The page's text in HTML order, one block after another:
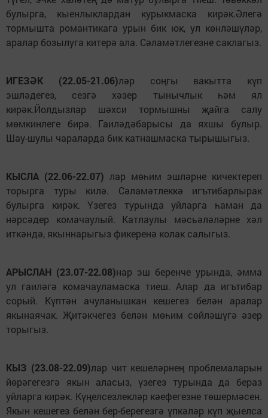
булырга, кыенлыклардан курыкмаска кирәк.Әлегә
тормышта романтикага урын бик юк, ул көнләшүләр,
аралар бозылуга китерә ала. Сәламәтлегезне саклагыз.
ИГЕЗӘК (22.05-21.06)ләр соңгы вакытта күп
эшләдегез, сезгә хәзер тынычлык һәм ял
кирәк.Йолдызлар шәхси тормышны җайга салу
мөмкинлеге бирә. Гаиләдәбарысы да яхшы булыр.
Шау-шулы чараларда бик катнашмаска тырышыгыз.
КЫСЛА (22.06-22.07) лар мөһим эшләрне кичектереп
торырга туры килә. Сәламәтлеккә игътибарлырак
булырга кирәк. Үзегез турында уйларга һаман да
нәрсәдер комачаулый. Катлаулы мәсьәләләрне хәл
иткәндә, якыннарыгыз фикеренә колак салыгыз.
АРЫСЛАН (23.07-22.08)нар эш беренче урында, әмма
ул гаиләгә комачауламаска тиеш. Алар да игътибар
сорый. Күптән ачуланышкан кешегез белән аралар
якынаячак. Җитәкчегез белән мөһим сөйләшүгә әзер
торыгыз.
КЫЗ (23.08-22.09)лар чит кешеләрнең проблемаларын
йөрәгегезгә якын аласыз, үзегез турында да бераз
уйларга кирәк. Күңелсезлекләр кәефегезне төшермәсен.
Якын кешегез белән бер-берегезгә үпкәләр күп җыелса